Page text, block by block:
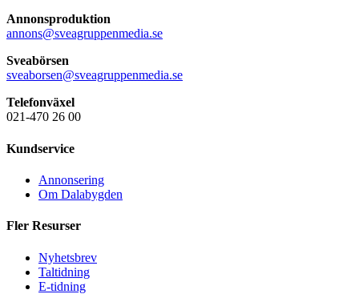
Annonsproduktion
annons@sveagruppenmedia.se
Sveabörsen
sveaborsen@sveagruppenmedia.se
Telefonväxel
021-470 26 00
Kundservice
Annonsering
Om Dalabygden
Fler Resurser
Nyhetsbrev
Taltidning
E-tidning